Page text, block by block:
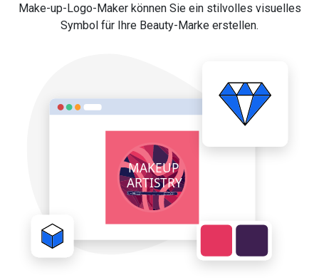
Make-up-Logo-Maker können Sie ein stilvolles visuelles
Symbol für Ihre Beauty-Marke erstellen.